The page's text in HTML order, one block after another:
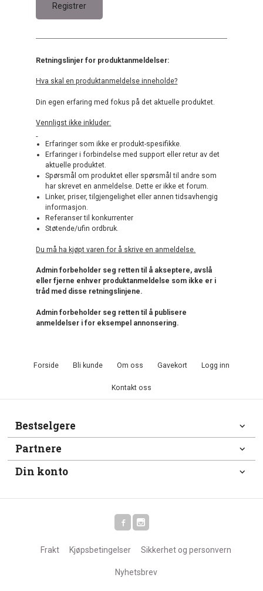
Retningslinjer for produktanmeldelser:
Hva skal en produktanmeldelse inneholde?
Din egen erfaring med fokus på det aktuelle produktet.
Vennligst ikke inkluder:
Erfaringer som ikke er produkt-spesifikke.
Erfaringer i forbindelse med support eller retur av det
aktuelle produktet.
Spørsmål om produktet eller spørsmål til andre som
har skrevet en anmeldelse. Dette er ikke et forum.
Linker, priser, tilgjengelighet eller annen tidsavhengig
informasjon.
Referanser til konkurrenter
Støtende/ufin ordbruk.
Du må ha kjøpt varen for å skrive en anmeldelse.
Admin forbeholder seg retten til å akseptere, avslå
eller fjerne enhver produktanmeldelse som ikke er i
tråd med disse retningslinjene.
Admin forbeholder seg retten til å publisere
anmeldelser i for eksempel annonsering.
Forside Bli kunde Om oss Gavekort Logg inn
Kontakt oss
Bestselgere
Partnere
Din konto
Frakt Kjøpsbetingelser Sikkerhet og personvern
Nyhetsbrev